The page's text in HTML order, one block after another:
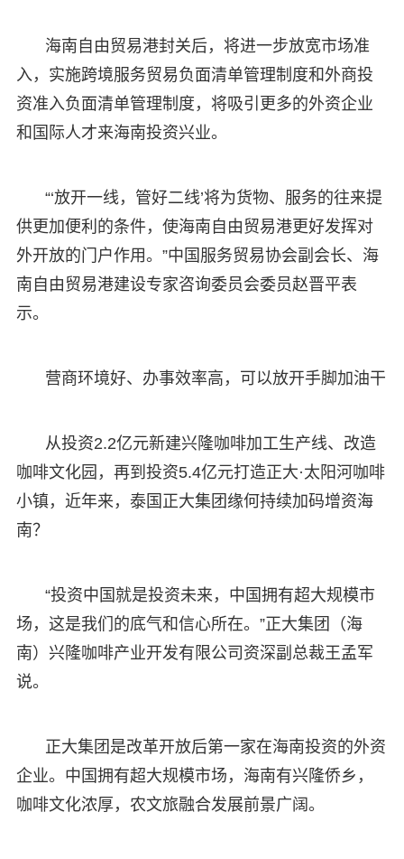
海南自由贸易港封关后，将进一步放宽市场准
入，实施跨境服务贸易负面清单管理制度和外商投
资准入负面清单管理制度，将吸引更多的外资企业
和国际人才来海南投资兴业。
“‘放开一线，管好二线’将为货物、服务的往来提
供更加便利的条件，使海南自由贸易港更好发挥对
外开放的门户作用。”中国服务贸易协会副会长、海
南自由贸易港建设专家咨询委员会委员赵晋平表
示。
营商环境好、办事效率高，可以放开手脚加油干
从投资2.2亿元新建兴隆咖啡加工生产线、改造
咖啡文化园，再到投资5.4亿元打造正大·太阳河咖啡
小镇，近年来，泰国正大集团缘何持续加码增资海
南？
“投资中国就是投资未来，中国拥有超大规模市
场，这是我们的底气和信心所在。”正大集团（海
南）兴隆咖啡产业开发有限公司资深副总裁王孟军
说。
正大集团是改革开放后第一家在海南投资的外资
企业。中国拥有超大规模市场，海南有兴隆侨乡，
咖啡文化浓厚，农文旅融合发展前景广阔。